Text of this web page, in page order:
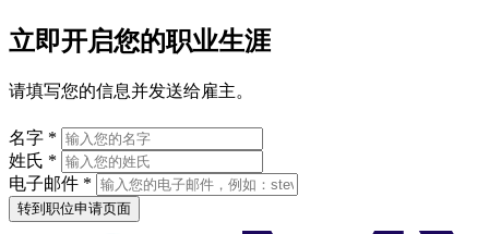
立即开启您的职业生涯
请填写您的信息并发送给雇主。
名字 *
姓氏 *
电子邮件 *
转到职位申请页面